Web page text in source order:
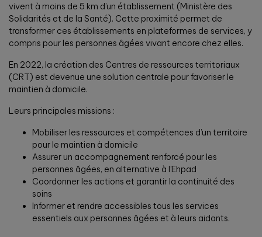
vivent à moins de 5 km d’un établissement (Ministère des
Solidarités et de la Santé). Cette proximité permet de
transformer ces établissements en plateformes de services, y
compris pour les personnes âgées vivant encore chez elles.
En 2022, la création des Centres de ressources territoriaux
(CRT) est devenue une solution centrale pour favoriser le
maintien à domicile.
Leurs principales missions :
Mobiliser les ressources et compétences d’un territoire
pour le maintien à domicile
Assurer un accompagnement renforcé pour les
personnes âgées, en alternative à l’Ehpad
Coordonner les actions et garantir la continuité des
soins
Informer et rendre accessibles tous les services
essentiels aux personnes âgées et à leurs aidants.